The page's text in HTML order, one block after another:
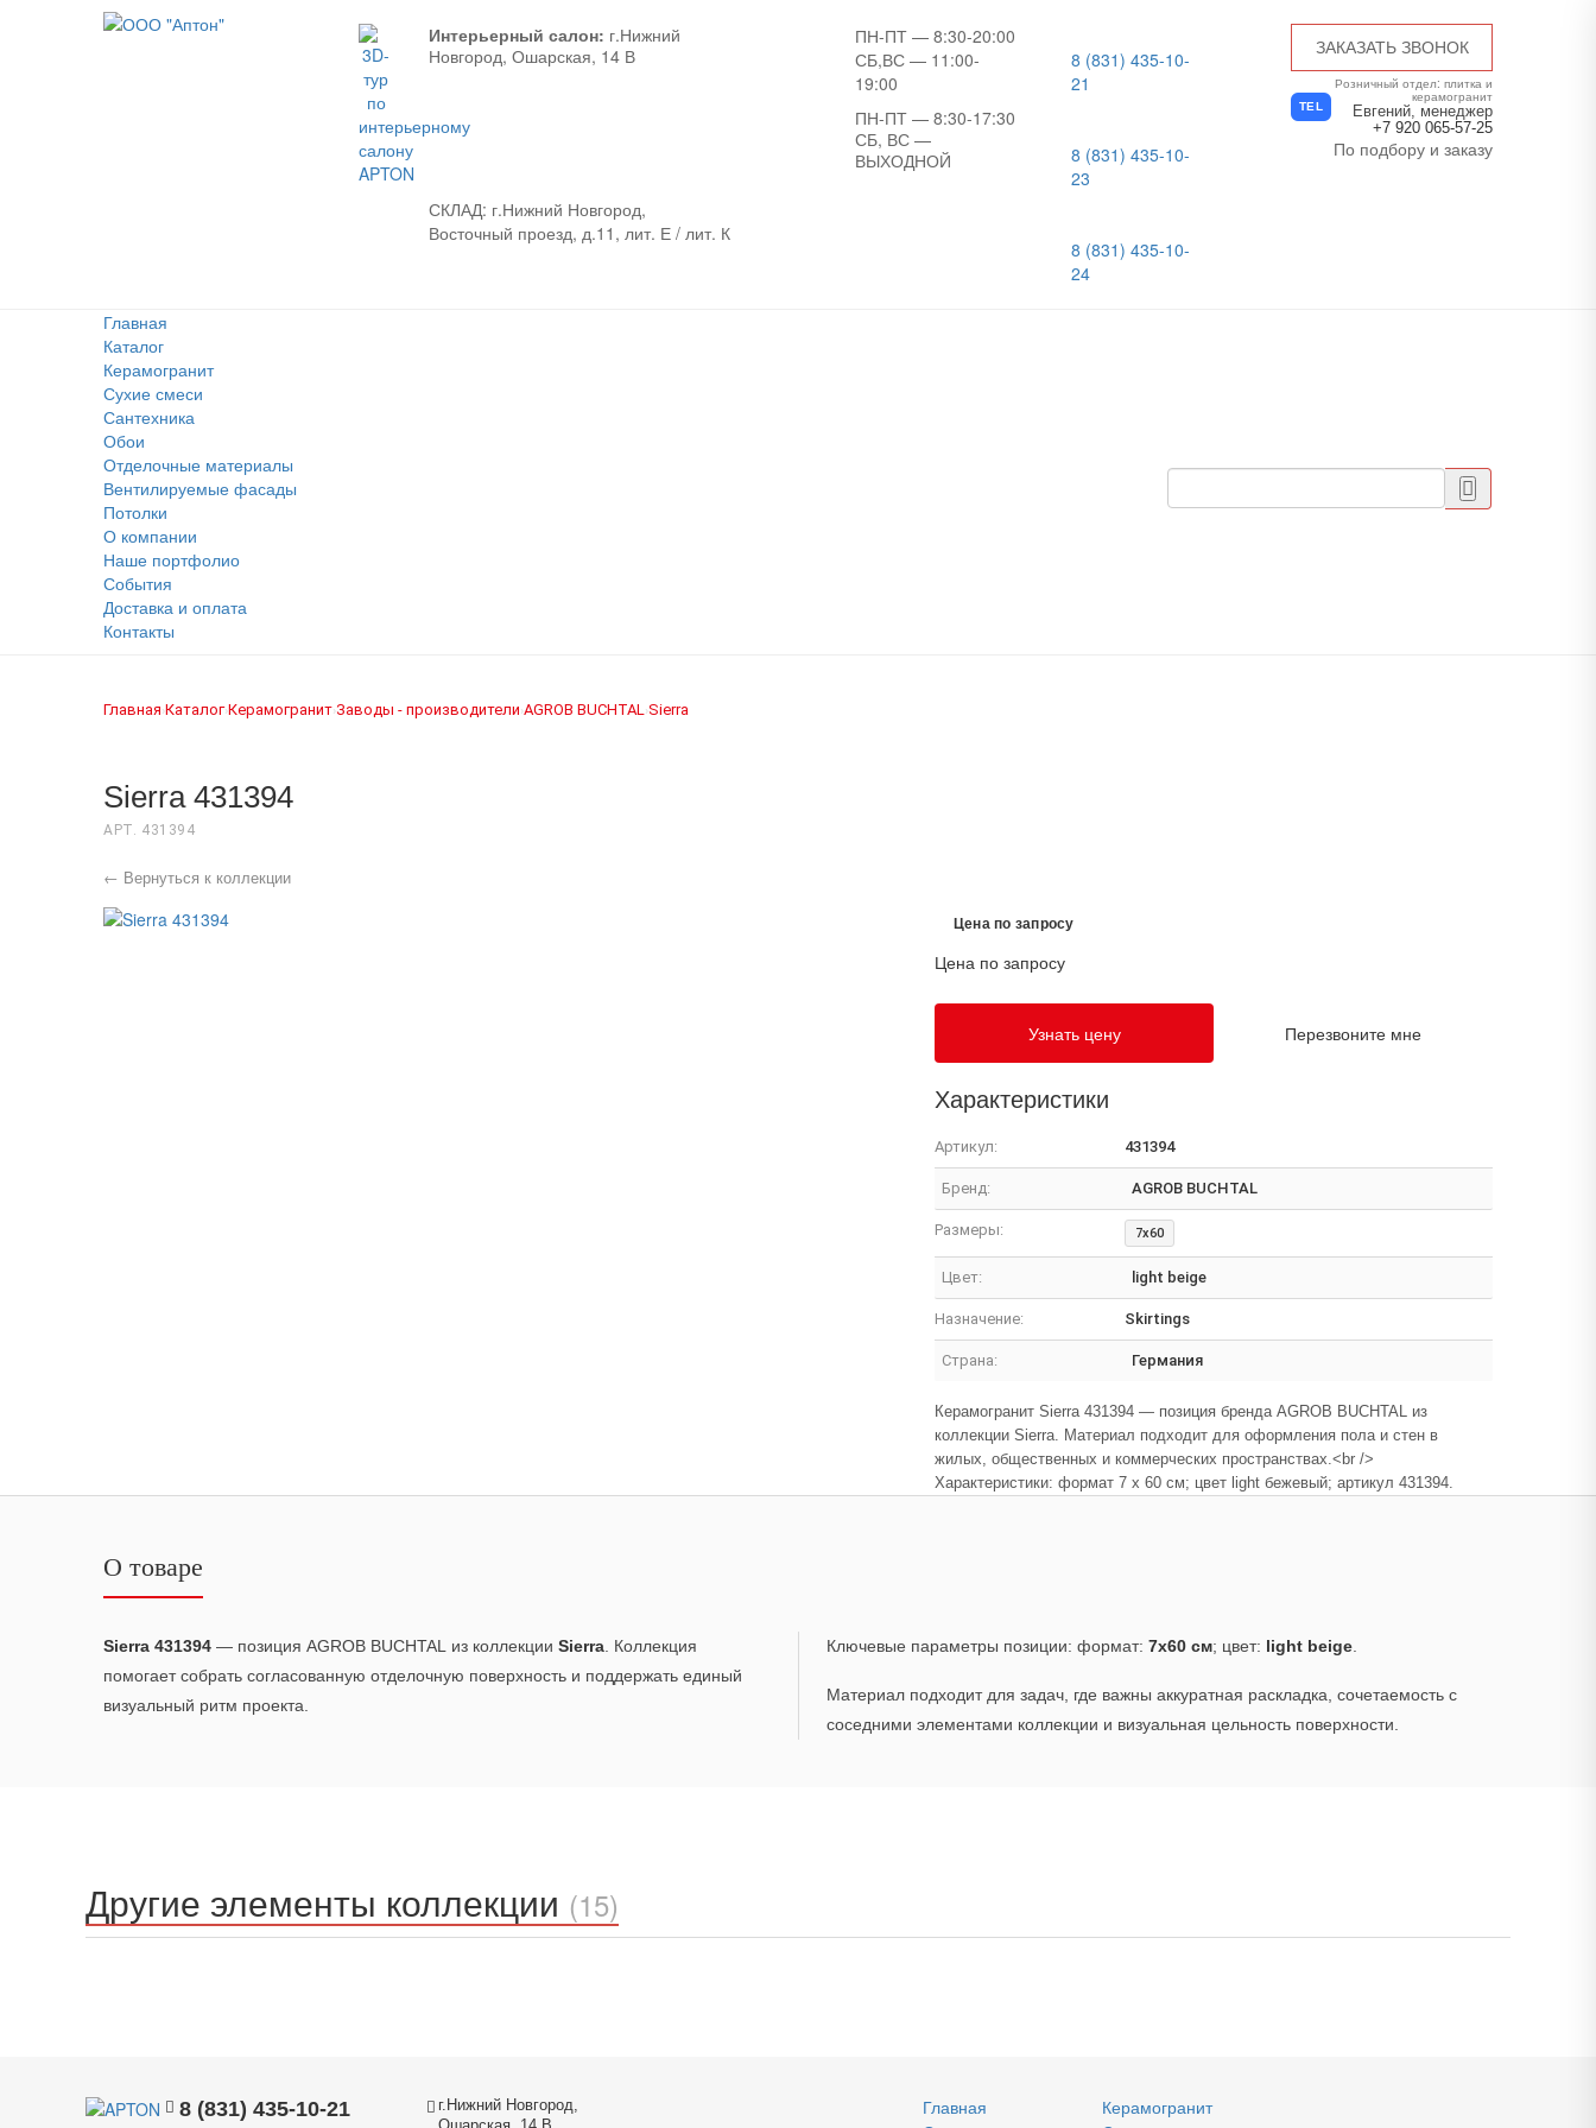
Интерьерный салон: г.Нижний
Новгород, Ошарская, 14 В
СКЛАД: г.Нижний Новгород,
Восточный проезд, д.11, лит. Е / лит. К
ПН-ПТ — 8:30-20:00
СБ,ВС — 11:00-
19:00
ПН-ПТ — 8:30-17:30
СБ, ВС —
ВЫХОДНОЙ
8 (831) 435-10-
21
8 (831) 435-10-
23
8 (831) 435-10-
24
ЗАКАЗАТЬ ЗВОНОК
TEL
Розничный отдел: плитка и
керамогранит
Евгений, менеджер
+7 920 065-57-25
По подбору и заказу
Главная
Каталог
Керамогранит
Сухие смеси
Сантехника
Обои
Отделочные материалы
Вентилируемые фасады
Потолки
О компании
Наше портфолио
События
Доставка и оплата
Контакты
Главная›Каталог›Керамогранит›Заводы - производители›AGROB BUCHTAL›Sierra
Sierra 431394
АРТ. 431394
← Вернуться к коллекции
Цена по запросу
Цена по запросу
Узнать цену Перезвоните мне
Характеристики
Артикул: 431394
Бренд: AGROB BUCHTAL
Размеры: 7x60
Цвет: light beige
Назначение: Skirtings
Страна: Германия
Керамогранит Sierra 431394 — позиция бренда AGROB BUCHTAL из
коллекции Sierra. Материал подходит для оформления пола и стен в
жилых, общественных и коммерческих пространствах.<br />
Характеристики: формат 7 x 60 см; цвет light бежевый; артикул 431394.
О товаре
Sierra 431394 — позиция AGROB BUCHTAL из коллекции Sierra . Коллекция
помогает собрать согласованную отделочную поверхность и поддержать единый
визуальный ритм проекта.
Ключевые параметры позиции: формат: 7x60 см; цвет: light beige
Материал подходит для задач, где важны аккуратная раскладка, сочетаемость с
соседними элементами коллекции и визуальная цельность поверхности.
Другие элементы коллекции (15)
8 (831) 435-10-21
г.Нижний Новгород,
Ошарская, 14 В
Главная
Керамогранит